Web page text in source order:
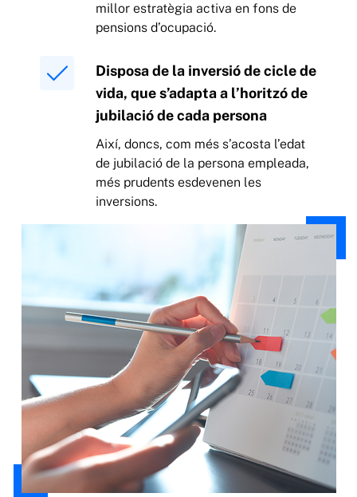
millor estratègia activa en fons de
pensions d’ocupació.
Disposa de la inversió de cicle de
vida, que s’adapta a l’horitzó de
jubilació de cada persona
Així, doncs, com més s’acosta l’edat
de jubilació de la persona empleada,
més prudents esdevenen les
inversions.